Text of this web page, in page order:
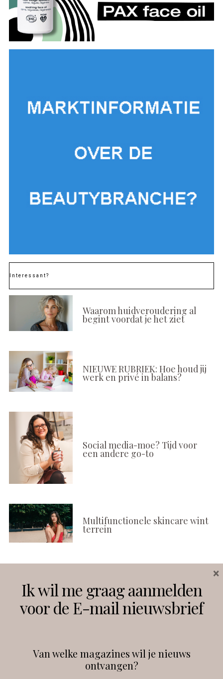
Interessant?
Waarom huidveroudering al
begint voordat je het ziet
NIEUWE RUBRIEK: Hoe houd jij
werk en privé in balans?
Social media-moe? Tijd voor
een andere go-to
Multifunctionele skincare wint
terrein
Instagram Facebook
debeautyprofessional
Ik wil me graag aanmelden
voor de E-mail nieuwsbrief
Van welke magazines wil je nieuws
ontvangen?
×